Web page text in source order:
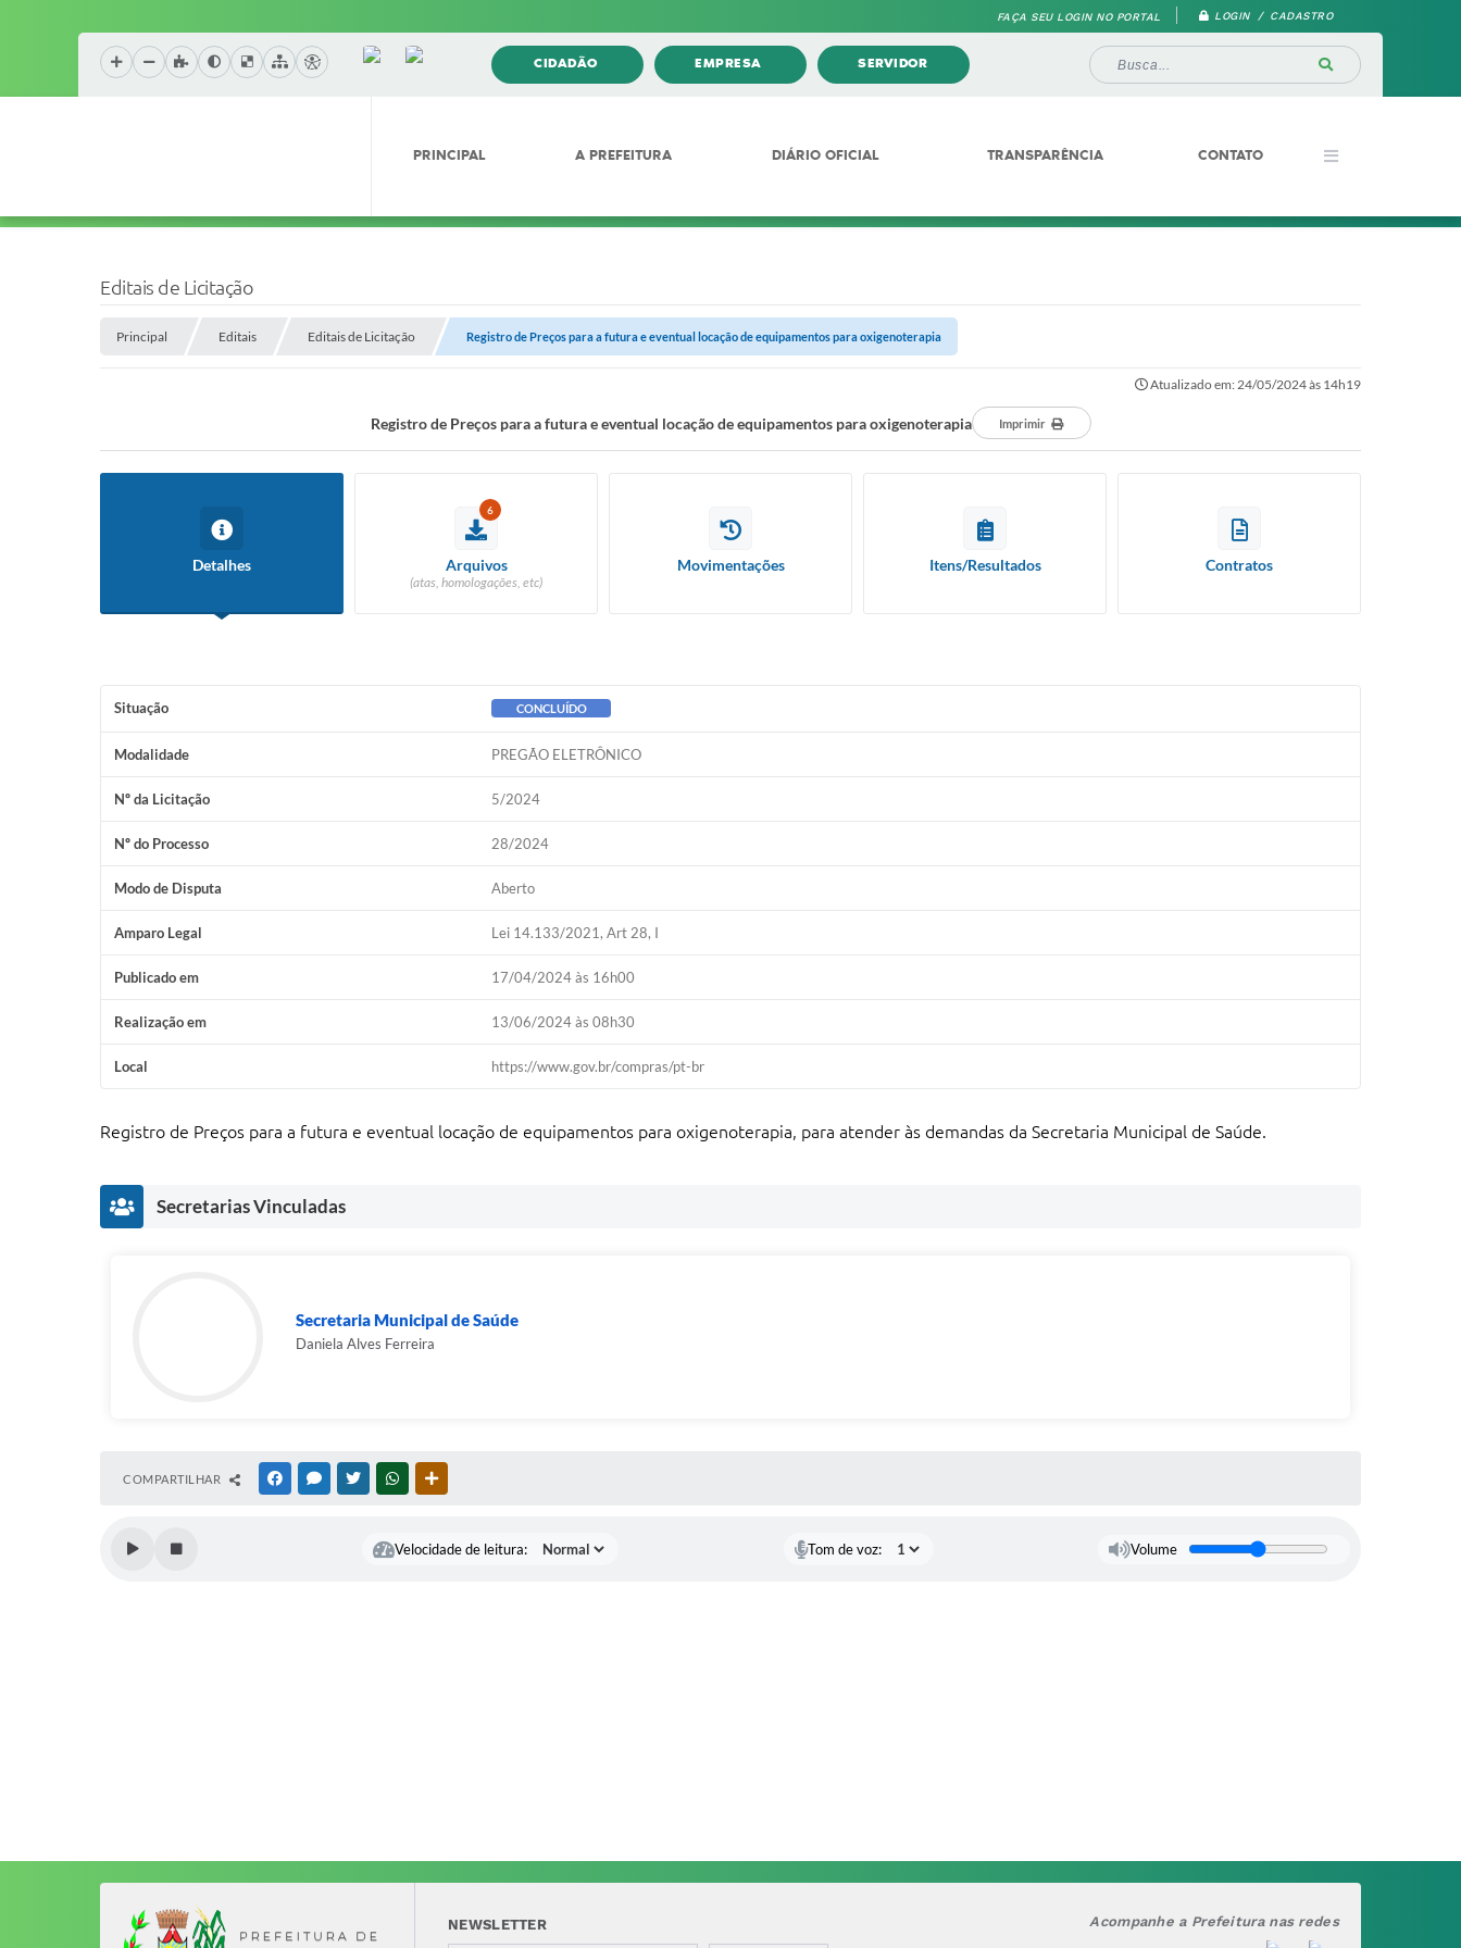
FAÇA SEU LOGIN NO PORTAL LOGIN / CADASTRO
CIDADÃO EMPRESA SERVIDOR
PRINCIPAL A PREFEITURA DIÁRIO OFICIAL TRANSPARÊNCIA CONTATO
Editais de Licitação
Principal Editais Editais de Licitação Registro de Preços para a futura e eventual locação de equipamentos para oxigenoterapia
Atualizado em: 24/05/2024 às 14h19
Registro de Preços para a futura e eventual locação de equipamentos para oxigenoterapia Imprimir
Detalhes
6
Arquivos
(atas, homologações, etc)
Movimentações Itens/Resultados Contratos
Situação CONCLUÍDO
Modalidade PREGÃO ELETRÔNICO
Nº da Licitação 5/2024
Nº do Processo 28/2024
Modo de Disputa Aberto
Amparo Legal Lei 14.133/2021, Art 28, I
Publicado em 17/04/2024 às 16h00
Realização em 13/06/2024 às 08h30
Local https://www.gov.br/compras/pt-br
Registro de Preços para a futura e eventual locação de equipamentos para oxigenoterapia, para atender às demandas da Secretaria Municipal de Saúde.
Secretarias Vinculadas
Secretaria Municipal de Saúde
Daniela Alves Ferreira
COMPARTILHAR FACEBOOKMESSENGER
TWITTERWHATSAPP
Velocidade de leitura: Tom de voz: Volume
NEWSLETTER Acompanhe a Prefeitura nas redes